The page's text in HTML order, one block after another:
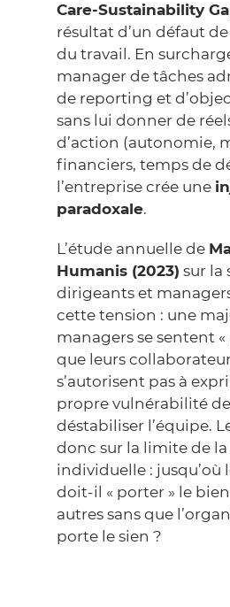
Care-Sustainability
résultat d’un défaut
du travail. En
manager de tâches
de reporting et
sans lui donner de
d’action (autonomie,
financiers, temps de
l’entreprise crée une
paradoxale.
L’étude annuelle de
Humanis (2023) sur la
dirigeants et
cette tension : une
managers se sentent
que leurs
s’autorisent pas à
propre vulnérabilité
déstabiliser l’équipe.
donc sur la limite de
individuelle : jusqu’où
doit-il « porter » le
autres sans que
porte le sien ?